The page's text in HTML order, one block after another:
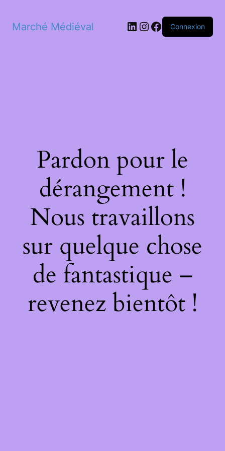
Marché Médiéval LinkedIn
Instagram
Facebook
Connexion
Pardon pour le
dérangement !
Nous travaillons
sur quelque chose
de fantastique –
revenez bientôt !